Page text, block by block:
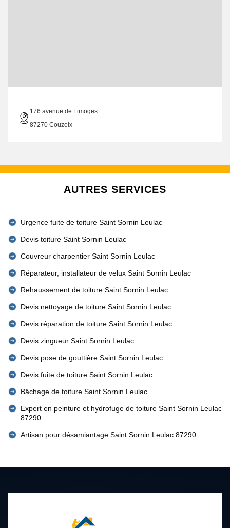
176 avenue de Limoges
87270 Couzeix
AUTRES SERVICES
Urgence fuite de toiture Saint Sornin Leulac
Devis toiture Saint Sornin Leulac
Couvreur charpentier Saint Sornin Leulac
Réparateur, installateur de velux Saint Sornin Leulac
Rehaussement de toiture Saint Sornin Leulac
Devis nettoyage de toiture Saint Sornin Leulac
Devis réparation de toiture Saint Sornin Leulac
Devis zingueur Saint Sornin Leulac
Devis pose de gouttière Saint Sornin Leulac
Devis fuite de toiture Saint Sornin Leulac
Bâchage de toiture Saint Sornin Leulac
Expert en peinture et hydrofuge de toiture Saint Sornin Leulac
87290
Artisan pour désamiantage Saint Sornin Leulac 87290